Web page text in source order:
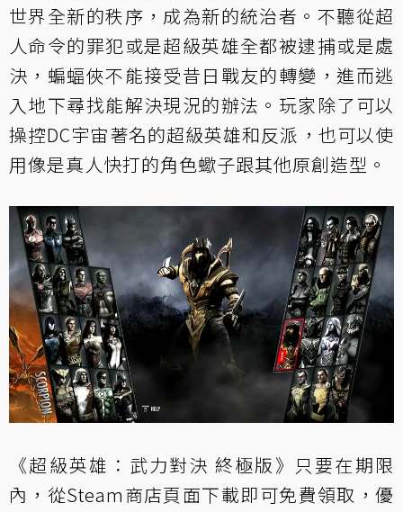
世界全新的秩序，成為新的統治者。不聽從超
人命令的罪犯或是超級英雄全都被逮捕或是處
決，蝙蝠俠不能接受昔日戰友的轉變，進而逃
入地下尋找能解決現況的辦法。玩家除了可以
操控DC宇宙著名的超級英雄和反派，也可以使
用像是真人快打的角色蠍子跟其他原創造型。
《超級英雄：武力對決 終極版》只要在期限
內，從Steam商店頁面下載即可免費領取，優